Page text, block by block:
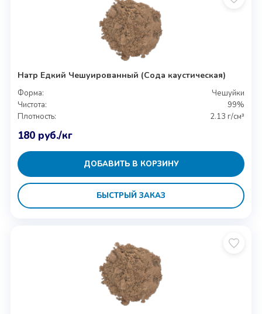
Натр Едкий Чешуированный (Сода каустическая)
Форма:
Чешуйки
Чистота:
99%
Плотность:
2.13 г/см³
180 руб./кг
ДОБАВИТЬ В КОРЗИНУ
БЫСТРЫЙ ЗАКАЗ